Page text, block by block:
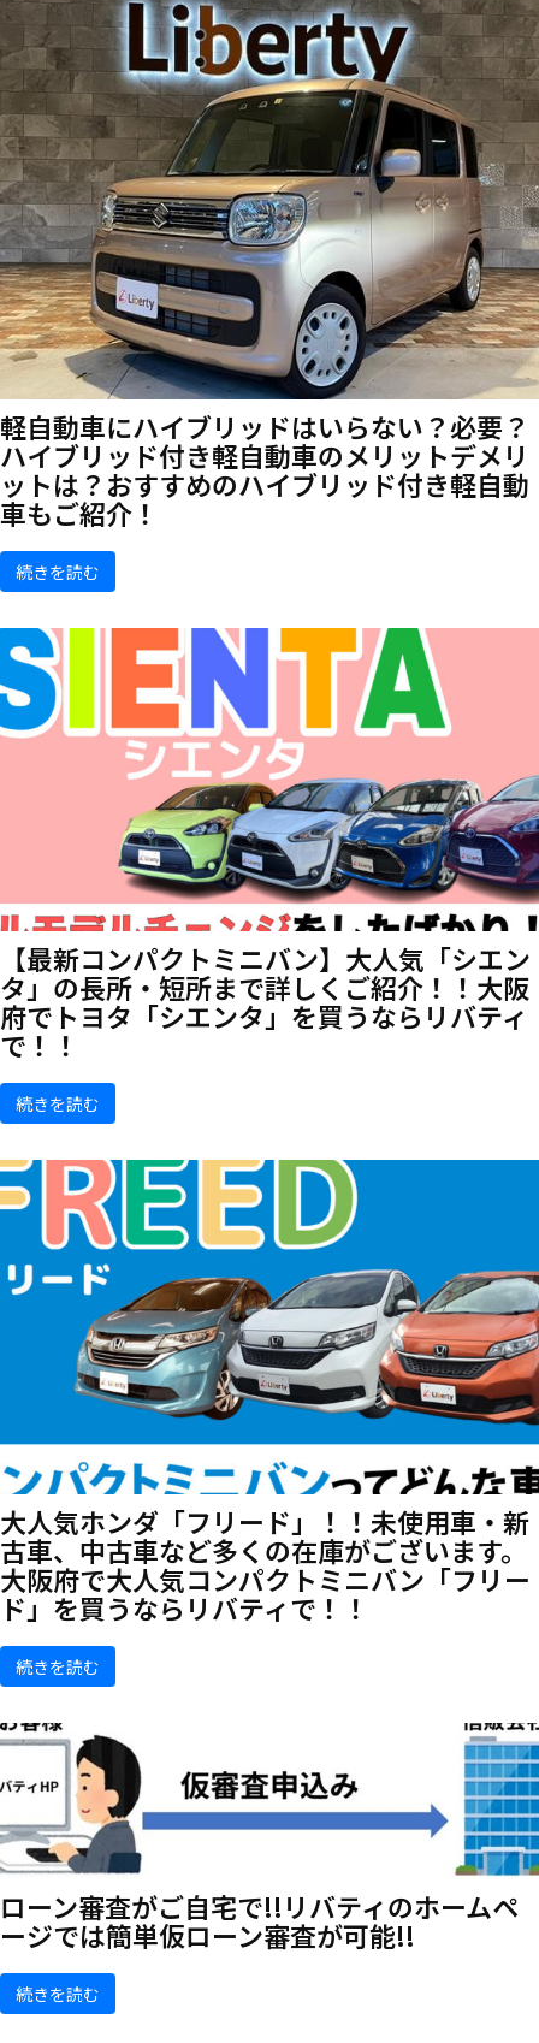
軽自動車にハイブリッドはいらない？必要？
ハイブリッド付き軽自動車のメリットデメリ
ットは？おすすめのハイブリッド付き軽自動
車もご紹介！
続きを読む
【最新コンパクトミニバン】大人気「シエン
タ」の長所・短所まで詳しくご紹介！！大阪
府でトヨタ「シエンタ」を買うならリバティ
で！！
続きを読む
大人気ホンダ「フリード」！！未使用車・新
古車、中古車など多くの在庫がございます。
大阪府で大人気コンパクトミニバン「フリー
ド」を買うならリバティで！！
続きを読む
ローン審査がご自宅で!!リバティのホームペ
ージでは簡単仮ローン審査が可能!!
続きを読む